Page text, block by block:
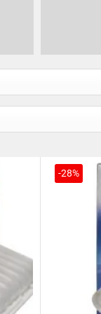
-28%